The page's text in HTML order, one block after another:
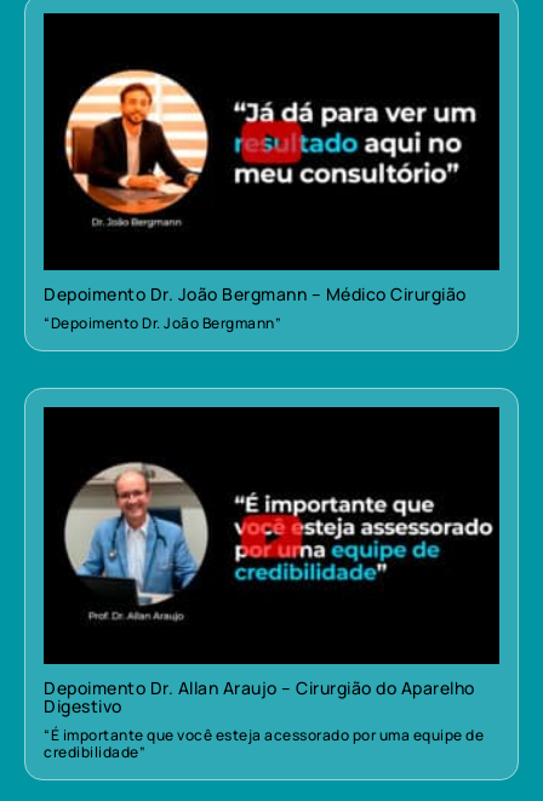
Depoimento Dr. João Bergmann – Médico Cirurgião
“Depoimento Dr. João Bergmann”
Depoimento Dr. Allan Araujo – Cirurgião do Aparelho
Digestivo
“É importante que você esteja acessorado por uma equipe de
credibilidade”